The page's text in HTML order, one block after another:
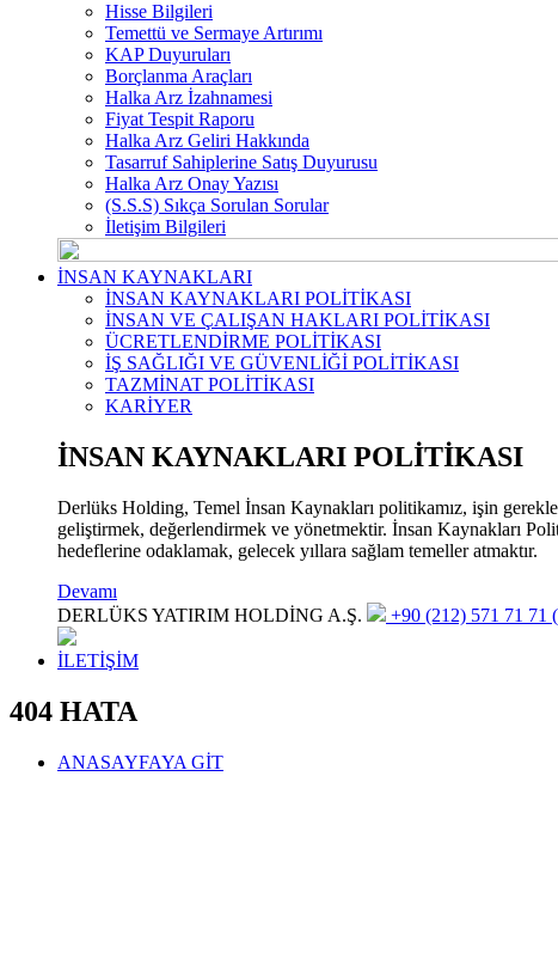
Hisse Bilgileri
Temettü ve Sermaye Artırımı
KAP Duyuruları
Borçlanma Araçları
Halka Arz İzahnamesi
Fiyat Tespit Raporu
Halka Arz Geliri Hakkında
Tasarruf Sahiplerine Satış Duyurusu
Halka Arz Onay Yazısı
(S.S.S) Sıkça Sorulan Sorular
İletişim Bilgileri
İNSAN KAYNAKLARI
İNSAN KAYNAKLARI POLİTİKASI
İNSAN VE ÇALIŞAN HAKLARI POLİTİKASI
ÜCRETLENDİRME POLİTİKASI
İŞ SAĞLIĞI VE GÜVENLİĞİ POLİTİKASI
TAZMİNAT POLİTİKASI
KARİYER
İNSAN KAYNAKLARI POLİTİKASI
Derlüks Holding, Temel İnsan Kaynakları politikamız, işin
geliştirmek, değerlendirmek ve yönetmektir. İnsan Kaynakları
hedeflerine odaklamak, gelecek yıllara sağlam temeller atmaktır.
Devamı
DERLÜKS YATIRIM HOLDİNG A.Ş.
+90 (212) 571 71 71
İLETİŞİM
404 HATA
ANASAYFAYA GİT